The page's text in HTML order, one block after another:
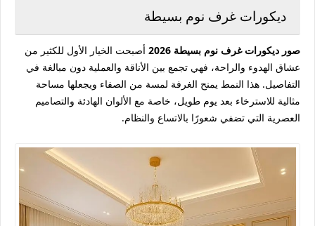
ديكورات غرف نوم بسيطة
صور ديكورات غرف نوم بسيطة 2026
أصبحت الخيار الأول للكثير من
عشاق الهدوء والراحة، فهي تجمع بين الأناقة والعملية دون مبالغة في
التفاصيل. هذا النمط يمنح الغرفة لمسة من الصفاء ويجعلها مساحة
مثالية للاسترخاء بعد يوم طويل، خاصة مع الألوان الهادئة والتصاميم
العصرية التي تضفي شعورًا بالاتساع والنظام.